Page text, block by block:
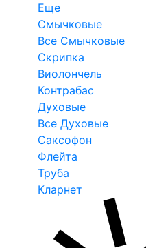
Еще
Смычковые
Все Смычковые
Скрипка
Виолончель
Контрабас
Духовые
Все Духовые
Саксофон
Флейта
Труба
Кларнет